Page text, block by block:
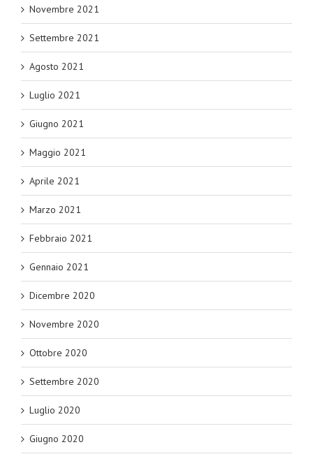
Novembre 2021
Settembre 2021
Agosto 2021
Luglio 2021
Giugno 2021
Maggio 2021
Aprile 2021
Marzo 2021
Febbraio 2021
Gennaio 2021
Dicembre 2020
Novembre 2020
Ottobre 2020
Settembre 2020
Luglio 2020
Giugno 2020